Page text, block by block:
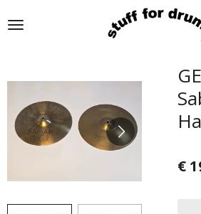
direct
hoofdinhoud
€